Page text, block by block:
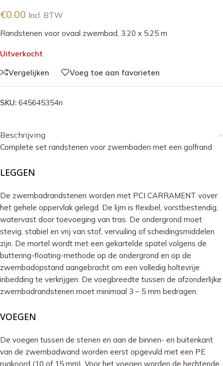
€0.00 Incl. BTW
Randstenen voor ovaal zwembad, 3.20 x 5.25 m
Uitverkocht
Vergelijken
Voeg toe aan favorieten
SKU: 645645354n
Beschrijving
Complete set randstenen voor zwembaden met een golfrand
LEGGEN
De zwembadrandstenen worden met PCI CARRAMENT vover
het gehele oppervlak gelegd. De lijm is flexibel, vorstbestendig,
watervast door toevoeging van tras. De ondergrond moet
stevig, stabiel en vrij van stof, vervuiling of scheidingsmiddelen
zijn. De mortel wordt met een gekartelde spatel volgens de
buttering-floating-methode op de ondergrond en op de
zwembadopstand aangebracht om een ​​volledig holtevrije
inbedding te verkrijgen. De voegbreedte tussen de afzonderlijke
zwembadrandstenen moet minimaal 3 – 5 mm bedragen.
VOEGEN
De voegen tussen de stenen en aan de binnen- en buitenkant
van de zwembadwand worden eerst opgevuld met een PE
rugkoord (10 of 15 mm). Voor het voegen worden de hechtende